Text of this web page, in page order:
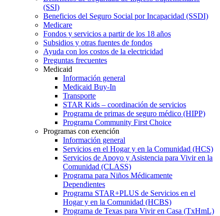
(SSI)
Beneficios del Seguro Social por Incapacidad (SSDI)
Medicare
Fondos y servicios a partir de los 18 años
Subsidios y otras fuentes de fondos
Ayuda con los costos de la electricidad
Preguntas frecuentes
Medicaid
Información general
Medicaid Buy-In
Transporte
STAR Kids – coordinación de servicios
Programa de primas de seguro médico (HIPP)
Programa Community First Choice
Programas con exención
Información general
Servicios en el Hogar y en la Comunidad (HCS)
Servicios de Apoyo y Asistencia para Vivir en la
Comunidad (CLASS)
Programa para Niños Médicamente
Dependientes
Programa STAR+PLUS de Servicios en el
Hogar y en la Comunidad (HCBS)
Programa de Texas para Vivir en Casa (TxHmL)